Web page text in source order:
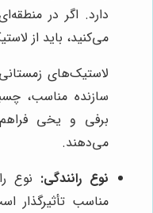
دارد. اگر در
می‌کنید، باید از
لاستیک‌های
سازنده مناسب،
برفی و یخی
می‌دهند.
نوع رانندگی: نوع
مناسب تأثیرگذار